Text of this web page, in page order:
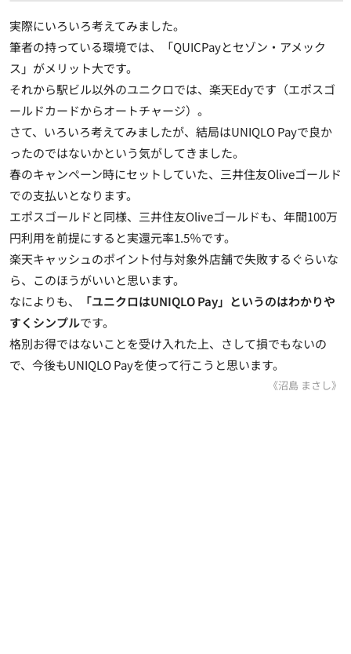
実際にいろいろ考えてみました。
筆者の持っている環境では、「QUICPayとセゾン・アメック
ス」がメリット大です。
それから駅ビル以外のユニクロでは、楽天Edyです（エポスゴ
ールドカードからオートチャージ）。
さて、いろいろ考えてみましたが、結局はUNIQLO Payで良か
ったのではないかという気がしてきました。
春のキャンペーン時にセットしていた、三井住友Oliveゴールド
での支払いとなります。
エポスゴールドと同様、三井住友Oliveゴールドも、年間100万
円利用を前提にすると実還元率1.5％です。
楽天キャッシュのポイント付与対象外店舗で失敗するぐらいな
ら、このほうがいいと思います。
なによりも、
「ユニクロはUNIQLO Pay」というのはわかりや
すくシンプルです。
格別お得ではないことを受け入れた上、さして損でもないの
で、今後もUNIQLO Payを使って行こうと思います。
《沼島 まさし》